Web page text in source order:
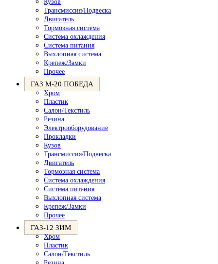
Кузов
Трансмиссия/Подвеска
Двигатель
Тормозная система
Система охлаждения
Система питания
Выхлопная система
Крепеж/Замки
Прочее
ГАЗ М-20 ПОБЕДА
Хром
Пластик
Салон/Текстиль
Резина
Электрооборудование
Прокладки
Кузов
Трансмиссия/Подвеска
Двигатель
Тормозная система
Система охлаждения
Система питания
Выхлопная система
Крепеж/Замки
Прочее
ГАЗ-12 ЗИМ
Хром
Пластик
Салон/Текстиль